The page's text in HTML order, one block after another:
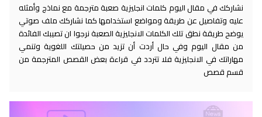
نشاركك في مقال اليوم كلمات انجليزية صعبة مترجمة مع نماذج وأمثله
عليه وتفاصيل عن طريقة ومواضع استخدامها كما نشاركك ملف صوتي
يوضح طريقة نطق تلك الكلمات الانجليزية الصعبة نرجوا ان تصيبك الفائدة
من مقال اليوم وفي حال أردت أن تزيد من حصيلتك اللغوية وتنمي
مهاراتك في الانجليزية فلا تتردد في قراءة بعض القصص المترجمة من
قسم قصص